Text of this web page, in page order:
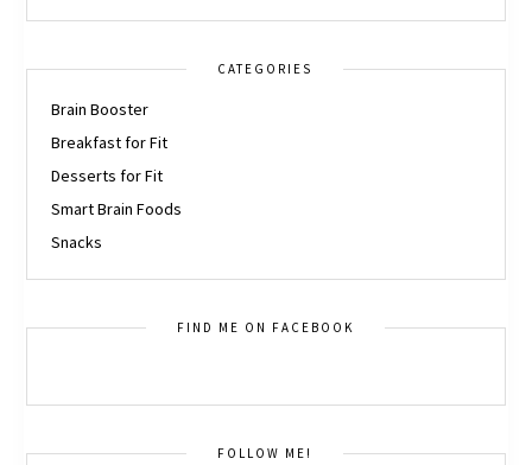
CATEGORIES
Brain Booster
Breakfast for Fit
Desserts for Fit
Smart Brain Foods
Snacks
FIND ME ON FACEBOOK
FOLLOW ME!